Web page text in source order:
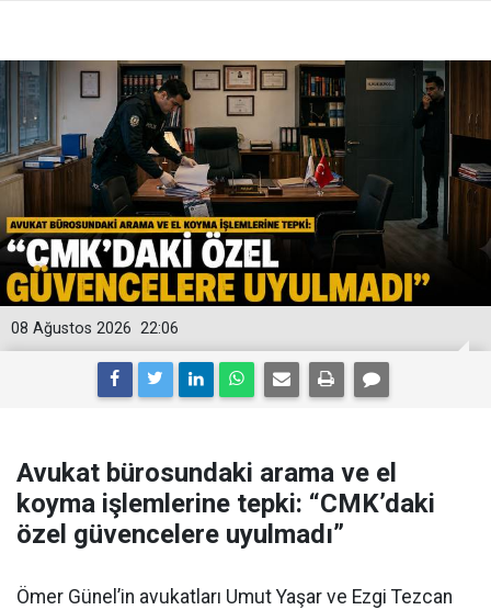
22:06
08 Ağustos 2026
Avukat bürosundaki arama ve el
koyma işlemlerine tepki: “CMK’daki
özel güvencelere uyulmadı”
Ömer Günel’in avukatları Umut Yaşar ve Ezgi Tezcan